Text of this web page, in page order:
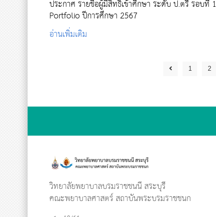
ประกาศ รายชื่อผู้มีสิทธิ์เข้าศึกษา ระดับ ป.ตรี รอบที่ 1
Portfolio ปีการศึกษา 2567
อ่านเพิ่มเติม
1 2
วิทยาลัยพยาบาลบรมราชชนนี สระบุรี
คณะพยาบาลศาสตร์ สถาบันพระบรมราชชนก